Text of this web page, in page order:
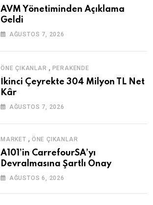
AVM Yönetiminden Açıklama
Geldi
AĞUSTOS 7, 2026
ÖNE ÇIKANLAR , PERAKENDE
İkinci Çeyrekte 304 Milyon TL Net
Kâr
AĞUSTOS 7, 2026
MARKET , ÖNE ÇIKANLAR
A101’in CarrefourSA’yı
Devralmasına Şartlı Onay
AĞUSTOS 6, 2026